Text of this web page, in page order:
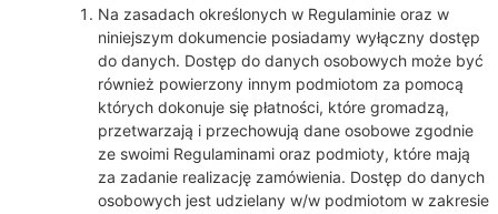
Na zasadach określonych w Regulaminie oraz w
niniejszym dokumencie posiadamy wyłączny dostęp
do danych. Dostęp do danych osobowych może być
również powierzony innym podmiotom za pomocą
których dokonuje się płatności, które gromadzą,
przetwarzają i przechowują dane osobowe zgodnie
ze swoimi Regulaminami oraz podmioty, które mają
za zadanie realizację zamówienia. Dostęp do danych
osobowych jest udzielany w/w podmiotom w zakresie